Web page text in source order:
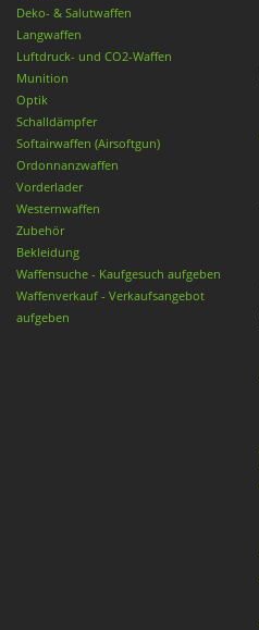
Deko- & Salutwaffen
Langwaffen
Luftdruck- und CO2-Waffen
Munition
Optik
Schalldämpfer
Softairwaffen (Airsoftgun)
Ordonnanzwaffen
Vorderlader
Westernwaffen
Zubehör
Bekleidung
Waffensuche - Kaufgesuch aufgeben
Waffenverkauf - Verkaufsangebot
aufgeben